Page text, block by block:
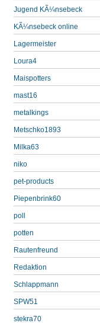
Jugend KÃ¼nsebeck
KÃ¼nsebeck online
Lagermeister
Loura4
Maispotters
mast16
metalkings
Metschko1893
Milka63
niko
pet-products
Piepenbrink60
poll
potten
Rautenfreund
Redaktion
Schlappmann
SPW51
stekra70